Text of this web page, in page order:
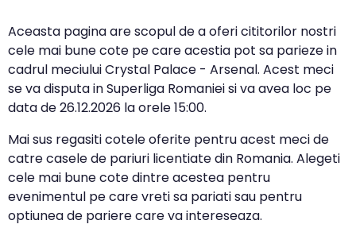
Aceasta pagina are scopul de a oferi cititorilor nostri
cele mai bune cote pe care acestia pot sa parieze in
cadrul meciului Crystal Palace - Arsenal. Acest meci
se va disputa in Superliga Romaniei si va avea loc pe
data de26.12.2026 la orele15:00.
Mai sus regasiti cotele oferite pentru acest meci de
catre casele de pariuri licentiate din Romania. Alegeti
cele mai bune cote dintre acestea pentru
evenimentul pe care vreti sa pariati sau pentru
optiunea de pariere care va intereseaza.